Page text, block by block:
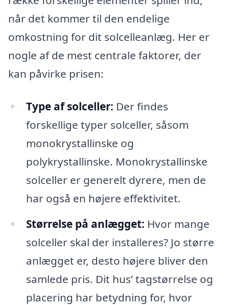
når det kommer til den endelige
omkostning for dit solcelleanlæg. Her er
nogle af de mest centrale faktorer, der
kan påvirke prisen:
Type af solceller: Der findes
forskellige typer solceller, såsom
monokrystallinske og
polykrystallinske. Monokrystallinske
solceller er generelt dyrere, men de
har også en højere effektivitet.
Størrelse på anlægget: Hvor mange
solceller skal der installeres? Jo større
anlægget er, desto højere bliver den
samlede pris. Dit hus’ tagstørrelse og
placering har betydning for, hvor